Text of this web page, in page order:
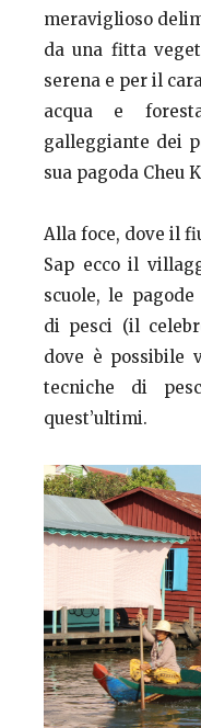
meraviglioso
da una fitta
serena e per il
acqua e
galleggiante dei
sua pagoda Cheu
Alla foce, dove il
Sap ecco il
scuole, le
di pesci (il
dove è possibile
tecniche di
quest’ultimi.